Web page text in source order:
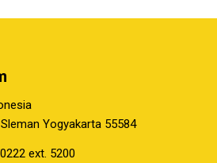
Yogyakarta 55584
ext. 5200